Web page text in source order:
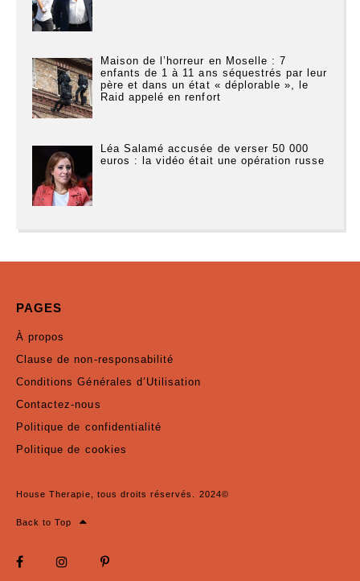
Maison de l’horreur en Moselle : 7
enfants de 1 à 11 ans séquestrés par leur
père et dans un état « déplorable », le
Raid appelé en renfort
Léa Salamé accusée de verser 50 000
euros : la vidéo était une opération russe
PAGES
À propos
Clause de non-responsabilité
Conditions Générales d’Utilisation
Contactez-nous
Politique de confidentialité
Politique de cookies
House Therapie, tous droits réservés. 2024©
Back to Top